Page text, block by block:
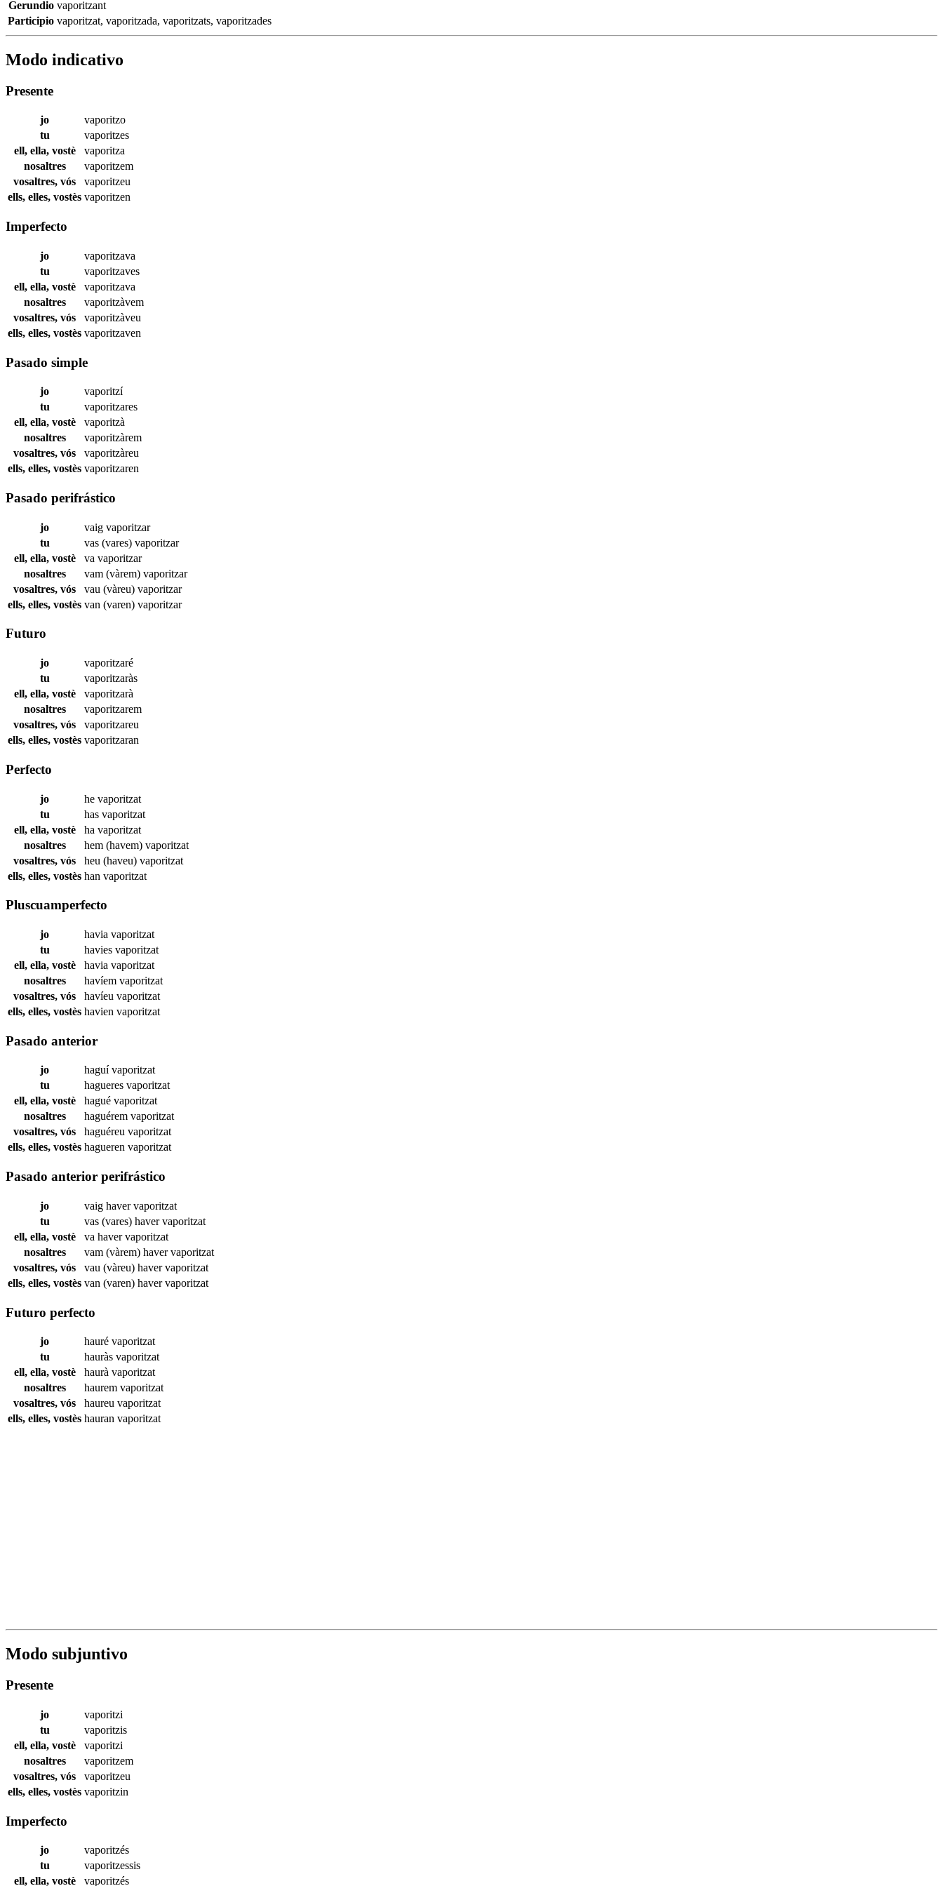
Gerundio vaporitzant
Participio vaporitzat, vaporitzada, vaporitzats, vaporitzades
Modo indicativo
Presente
jo
vaporitzo
tu
vaporitzes
ell, ella, vostè
vaporitza
nosaltres
vaporitzem
vosaltres, vós
vaporitzeu
ells, elles, vostès vaporitzen
Imperfecto
jo
vaporitzava
tu
vaporitzaves
ell, ella, vostè
vaporitzava
nosaltres
vaporitzàvem
vosaltres, vós
vaporitzàveu
ells, elles, vostès vaporitzaven
Pasado simple
jo
vaporitzí
tu
vaporitzares
ell, ella, vostè
vaporitzà
nosaltres
vaporitzàrem
vosaltres, vós
vaporitzàreu
ells, elles, vostès vaporitzaren
Pasado perifrástico
jo vaig vaporitzar
tu
vas (vares) vaporitzar
ell, ella, vostè
va vaporitzar
nosaltres
vam (vàrem) vaporitzar
vosaltres, vós
vau (vàreu) vaporitzar
ells, elles, vostès van (varen) vaporitzar
Futuro
jo
vaporitzaré
tu
vaporitzaràs
ell, ella, vostè
vaporitzarà
nosaltres
vaporitzarem
vosaltres, vós
vaporitzareu
ells, elles, vostès vaporitzaran
Perfecto
jo he vaporitzat
tu
has vaporitzat
ell, ella, vostè
ha vaporitzat
nosaltres
hem (havem) vaporitzat
vosaltres, vós
heu (haveu) vaporitzat
ells, elles, vostès han vaporitzat
Pluscuamperfecto
jo havia vaporitzat
tu
havies vaporitzat
ell, ella, vostè
havia vaporitzat
nosaltres
havíem vaporitzat
vosaltres, vós
havíeu vaporitzat
ells, elles, vostès havien vaporitzat
Pasado anterior
jo haguívaporitzat
tu
hagueres vaporitzat
ell, ella, vostè
hagué vaporitzat
nosaltres
haguérem vaporitzat
vosaltres, vós
haguéreu vaporitzat
ells, elles, vostès hagueren vaporitzat
Pasado anterior perifrástico
jo vaig havervaporitzat
tu
vas (vares) havervaporitzat
ell, ella, vostè
va havervaporitzat
nosaltres
vam (vàrem) havervaporitzat
vosaltres, vós
vau (vàreu) havervaporitzat
ells, elles, vostès van (varen) havervaporitzat
Futuro perfecto
jo hauré vaporitzat
tu
hauràs vaporitzat
ell, ella, vostè
haurà vaporitzat
nosaltres
haurem vaporitzat
vosaltres, vós
haureu vaporitzat
ells, elles, vostès hauran vaporitzat
Modo subjuntivo
Presente
jo
vaporitzi
tu
vaporitzis
ell, ella, vostè
vaporitzi
nosaltres
vaporitzem
vosaltres, vós
vaporitzeu
ells, elles, vostès vaporitzin
Imperfecto
jo
vaporitzés
tu
vaporitzessis
ell, ella, vostè
vaporitzés